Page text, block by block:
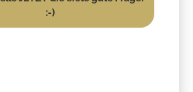
:-)